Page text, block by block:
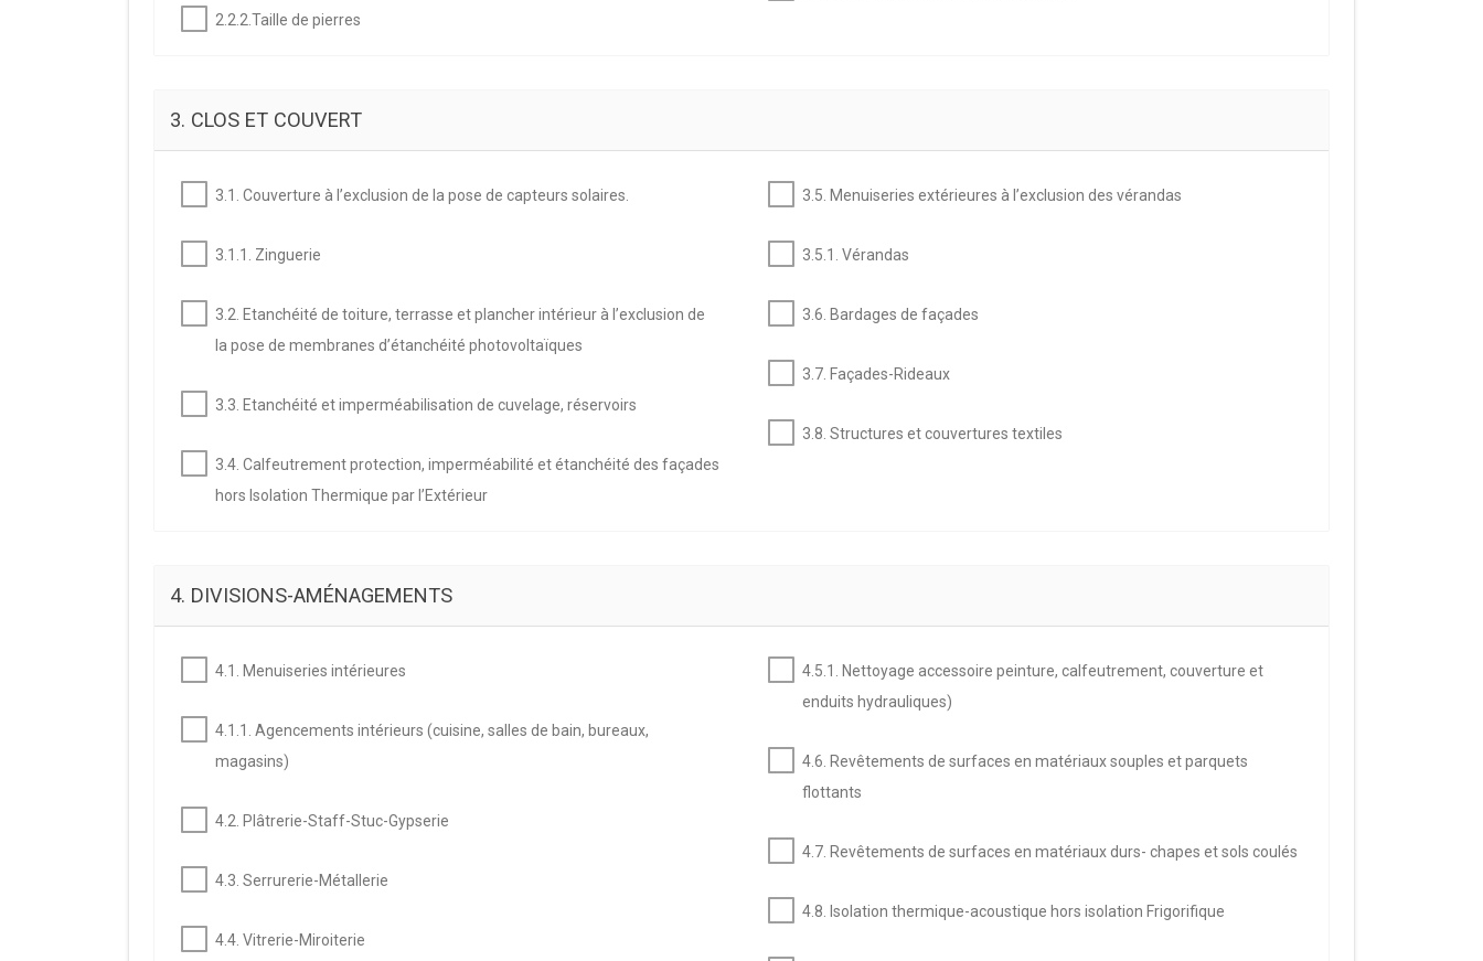
2.2.2.Taille de pierres
3. CLOS ET COUVERT
3.1. Couverture à l’exclusion de la pose de capteurs solaires.
3.1.1. Zinguerie
3.2. Etanchéité de toiture, terrasse et plancher intérieur à l’exclusion de
la pose de membranes d’étanchéité photovoltaïques
3.3. Etanchéité et imperméabilisation de cuvelage, réservoirs
3.4. Calfeutrement protection, imperméabilité et étanchéité des façades
hors Isolation Thermique par l’Extérieur
3.5. Menuiseries extérieures à l’exclusion des vérandas
3.5.1. Vérandas
3.6. Bardages de façades
3.7. Façades-Rideaux
3.8. Structures et couvertures textiles
4. DIVISIONS-AMÉNAGEMENTS
4.1. Menuiseries intérieures
4.1.1. Agencements intérieurs (cuisine, salles de bain, bureaux,
magasins)
4.2. Plâtrerie-Staff-Stuc-Gypserie
4.3. Serrurerie-Métallerie
4.4. Vitrerie-Miroiterie
4.5.1. Nettoyage accessoire peinture, calfeutrement, couverture et
enduits hydrauliques)
4.6. Revêtements de surfaces en matériaux souples et parquets
flottants
4.7. Revêtements de surfaces en matériaux durs- chapes et sols coulés
4.8. Isolation thermique-acoustique hors isolation Frigorifique